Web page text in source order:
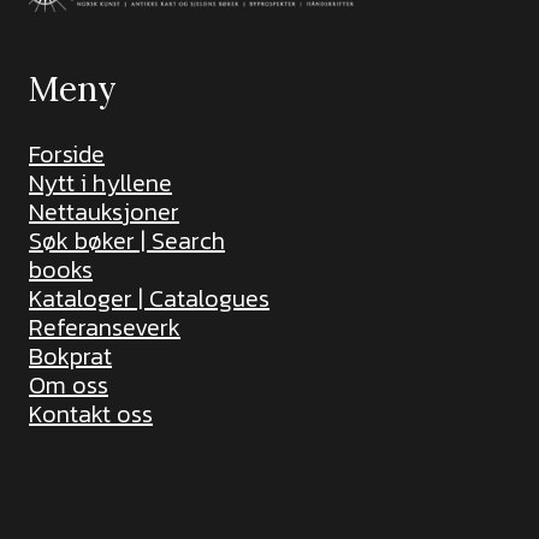
Meny
Forside
Nytt i hyllene
Nettauksjoner
Søk bøker | Search
books
Kataloger | Catalogues
Referanseverk
Bokprat
Om oss
Kontakt oss